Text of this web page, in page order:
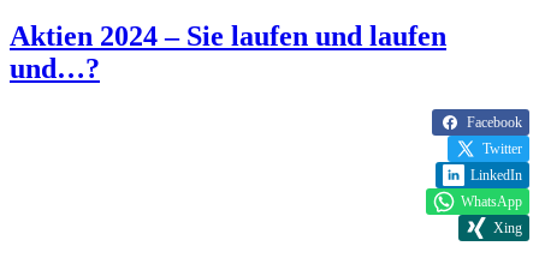
Aktien 2024 – Sie laufen und laufen
und…?
Facebook
Twitter
LinkedIn
WhatsApp
Xing